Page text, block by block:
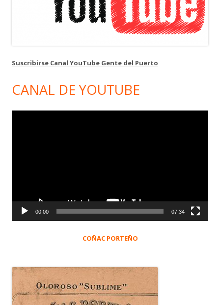
Suscribirse Canal YouTube Gente del Puerto
CANAL DE YOUTUBE
00:00 07:34
COÑAC PORTEÑO